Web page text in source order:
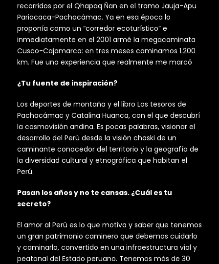
recorridos por el Qhapaq Ñan en el tramo Jauja-Apu
Pariacaca-Pachacámac. Ya en esa época lo
proponía como un “corredor ecoturístico” e
inmediatamente en el 2001 armé la megacaminata
Cusco-Cajamarca: en tres meses caminamos 1.200
km. Fue una experiencia que realmente me marcó
¿Tu fuente de inspiración?
Los deportes de montaña y el libro Los tesoros de
Pachacámac y Catalina Huanca, con el que descubrí
la cosmovisión andina. Es pocas palabras, visionar el
desarrollo del Perú desde la visión chaski de un
caminante conocedor del territorio y la geografía de
la diversidad cultural y etnográfica que habitan el
Perú.
Pasan los años y no te cansas. ¿Cuál es tu
secreto?
El amor al Perú es lo que motiva y saber que tenemos
un gran patrimonio caminero que debemos cuidarlo
y caminarlo, convertido en una infraestructura vial y
peatonal del Estado peruano. Tenemos más de 30